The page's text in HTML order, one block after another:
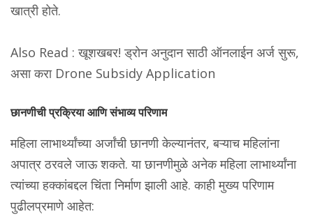
खात्री होते.
Also Read :खूशखबर! ड्रोन अनुदान साठी ऑनलाईन अर्ज सुरू,
असा करा Drone Subsidy Application
छानणीची प्रक्रिया आणि संभाव्य परिणाम
महिला लाभार्थ्यांच्या अर्जांची छानणी केल्यानंतर, बऱ्याच महिलांना
अपात्र ठरवले जाऊ शकते. या छानणीमुळे अनेक महिला लाभार्थ्यांना
त्यांच्या हक्कांबद्दल चिंता निर्माण झाली आहे. काही मुख्य परिणाम
पुढीलप्रमाणे आहेत: